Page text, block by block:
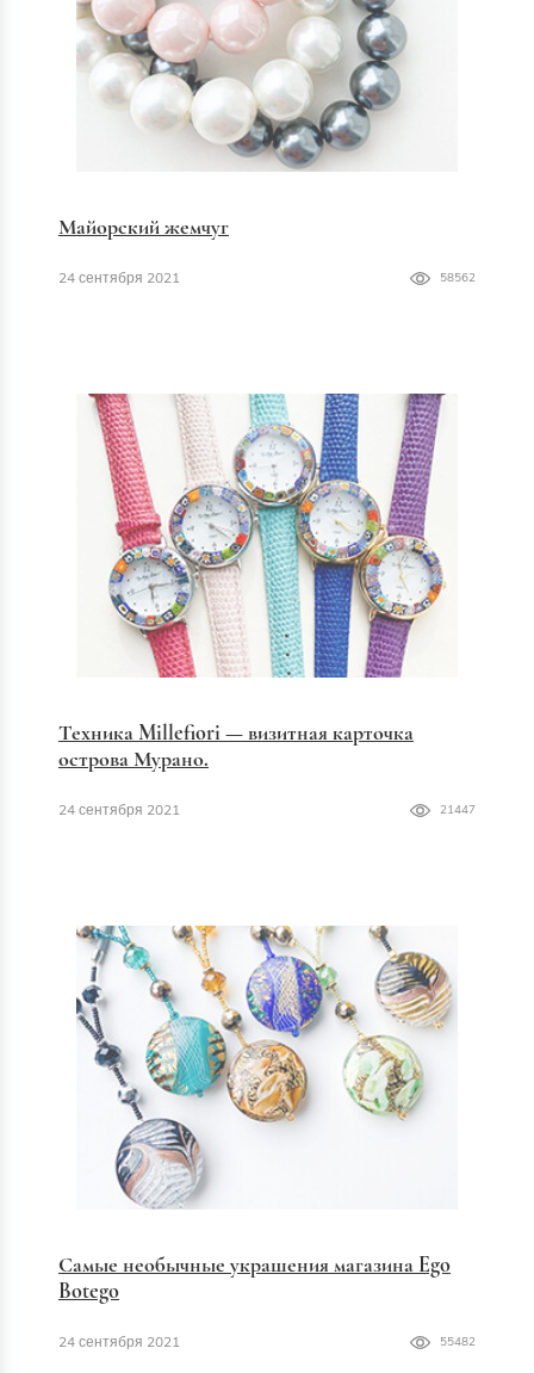
Майорский жемчуг
24 сентября 2021 58562
Техника Millefiori — визитная карточка
острова Мурано.
24 сентября 2021 21447
Самые необычные украшения магазина Ego
Botego
24 сентября 2021 55482